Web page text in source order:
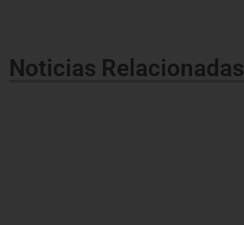
Noticias Relacionadas